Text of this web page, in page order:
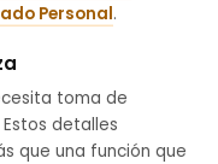
Personal.
toma de
detalles
que una función que